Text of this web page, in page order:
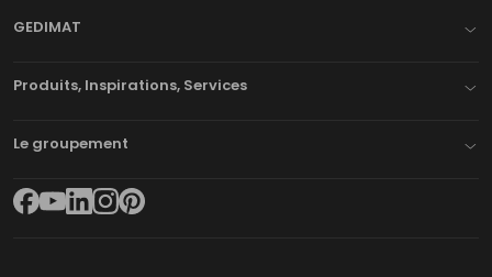
GEDIMAT
Produits, Inspirations, Services
Le groupement